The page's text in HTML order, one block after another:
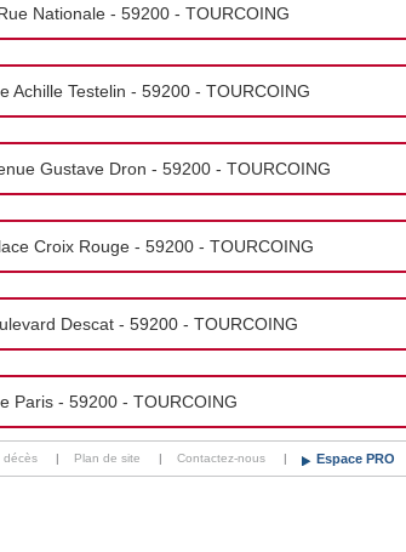
Nationale - 59200 - TOURCOING
Achille Testelin - 59200 - TOURCOING
Gustave Dron - 59200 - TOURCOING
Croix Rouge - 59200 - TOURCOING
Descat - 59200 - TOURCOING
Paris - 59200 - TOURCOING
décès | Plan de site | Contactez-nous | Espace PRO